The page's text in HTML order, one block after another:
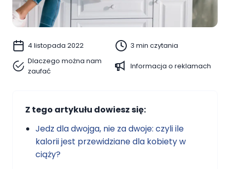
4 listopada 2022
3 min czytania
Dlaczego można nam
zaufać
Informacja o reklamach
Z tego artykułu dowiesz się:
Jedz dla dwojga, nie za dwoje: czyli ile
kalorii jest przewidziane dla kobiety w
ciąży?